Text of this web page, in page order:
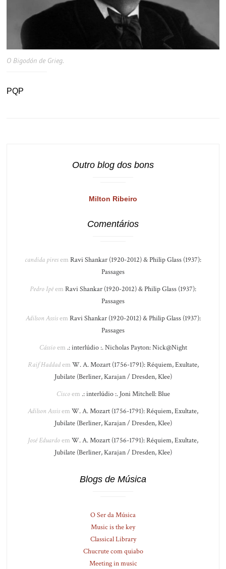
O Bigodón de Grieg.
PQP
Outro blog dos bons
Milton Ribeiro
Comentários
candida piresem Ravi Shankar (1920-2012) & Philip Glass (1937):
Passages
Pedro Ipêem Ravi Shankar (1920-2012) & Philip Glass (1937):
Passages
Adilson Assisem Ravi Shankar (1920-2012) & Philip Glass (1937):
Passages
Cássioem .: interlúdio :. Nicholas Payton: Nick@Night
Raif Haddadem W. A. Mozart (1756-1791): Réquiem, Exultate,
Jubilate (Berliner, Karajan / Dresden, Klee)
Ciscoem .: interlúdio :. Joni Mitchell: Blue
Adilson Assisem W. A. Mozart (1756-1791): Réquiem, Exultate,
Jubilate (Berliner, Karajan / Dresden, Klee)
José Eduardoem W. A. Mozart (1756-1791): Réquiem, Exultate,
Jubilate (Berliner, Karajan / Dresden, Klee)
Blogs de Música
O Ser da Música
Music is the key
Classical Library
Chucrute com quiabo
Meeting in music